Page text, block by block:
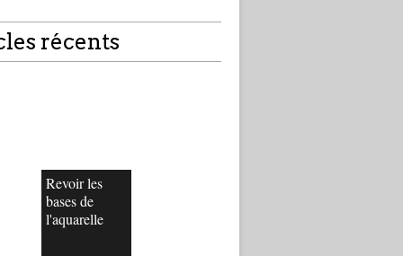
récents
Revoir les
bases de
l'aquarelle